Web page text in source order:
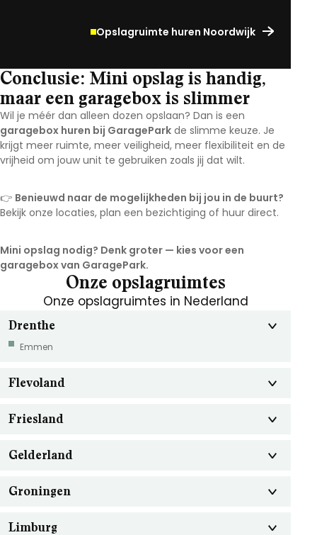
Opslagruimte huren Noordwijk
Conclusie: Mini opslag is handig,
maar een garagebox is slimmer
Wil je méér dan alleen dozen opslaan? Dan is een
garagebox huren bij GaragePark de slimme keuze. Je
krijgt meer ruimte, meer veiligheid, meer flexibiliteit en de
vrijheid om jouw unit te gebruiken zoals jij dat wilt.
👉 Benieuwd naar de mogelijkheden bij jou in de buurt?
Bekijk onze locaties, plan een bezichtiging of huur direct.
Mini opslag nodig? Denk groter — kies voor een
garagebox van GaragePark.
Onze opslagruimtes
Onze opslagruimtes in Nederland
Drenthe
Emmen
Flevoland
Friesland
Gelderland
Groningen
Limburg